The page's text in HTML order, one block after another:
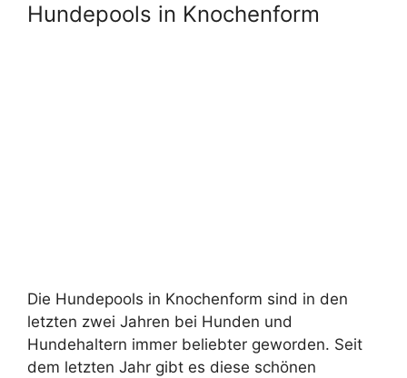
Hundepools in Knochenform
Die Hundepools in Knochenform sind in den
letzten zwei Jahren bei Hunden und
Hundehaltern immer beliebter geworden. Seit
dem letzten Jahr gibt es diese schönen